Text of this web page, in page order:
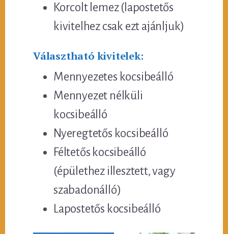
Korcolt lemez (lapostetős
kivitelhez csak ezt ajánljuk)
Választható kivitelek:
Mennyezetes kocsibeálló
Mennyezet nélküli
kocsibeálló
Nyeregtetős kocsibeálló
Féltetős kocsibeálló
(épülethez illesztett, vagy
szabadonálló)
Lapostetős kocsibeálló